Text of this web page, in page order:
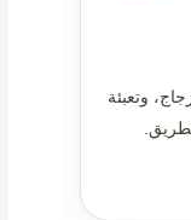
وتعبئة